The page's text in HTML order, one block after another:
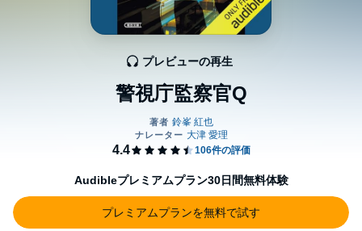
警視庁監察官Q
プレビューの再生
Audibleプレミアムプラン30日間無料体験
プレミアムプランを無料で試す